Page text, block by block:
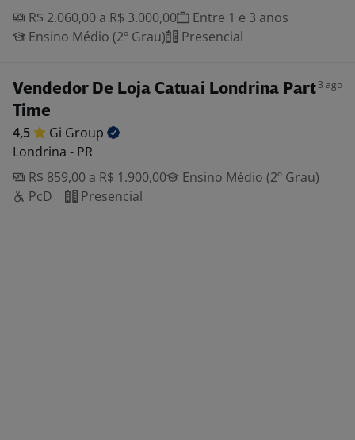
R$ 2.060,00 a R$ 3.000,00
Entre 1 e 3 anos
Ensino Médio (2º Grau)
Presencial
Vendedor De Loja Catuai Londrina Part
Time
3 ago
4,5 Gi Group
Londrina - PR
R$ 859,00 a R$ 1.900,00
Ensino Médio (2º Grau)
PcD
Presencial